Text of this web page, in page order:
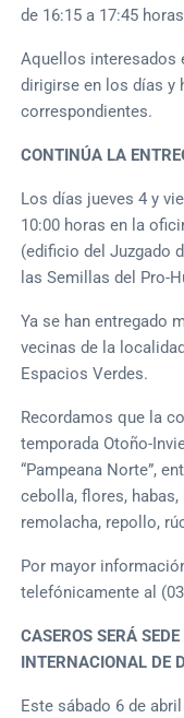
de 16:15 a 17:45
Aquellos interesados
dirigirse en los días y
correspondientes.
CONTINÚA LA
Los días jueves 4 y
10:00 horas en la
(edificio del Juzgado
las Semillas del Pro-
Ya se han entregado
vecinas de la
Espacios Verdes.
Recordamos que la
temporada Otoño-
“Pampeana Norte”,
cebolla, flores,
remolacha, repollo,
Por mayor
telefónicamente al
CASEROS SERÁ
INTERNACIONAL DE
Este sábado 6 de